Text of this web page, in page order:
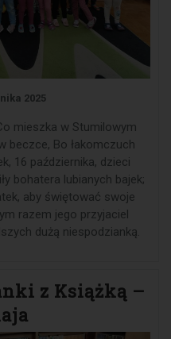
2025
mieszka w Stumilowym
beczce, Bo łakomczuch
16 października, dzieci
bohatera lubianych bajek;
aby świętować swoje
razem jego przyjaciel
dużą niespodzianką.
z Książką –